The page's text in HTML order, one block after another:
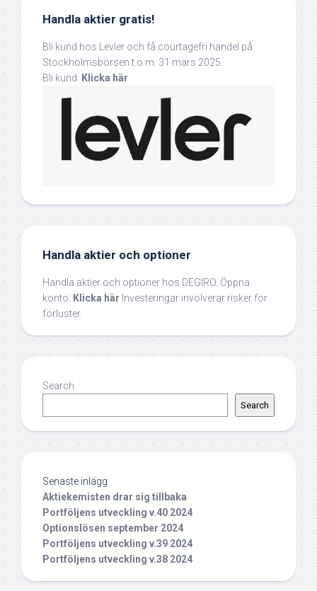
Handla aktier gratis!
Bli kund hos Levler och få courtagefri handel på
Stockholmsbörsen t.o.m. 31 mars 2025.
Bli kund: Klicka här
Handla aktier och optioner
Handla aktier och optioner hos DEGIRO. Öppna
konto: Klicka här Investeringar involverar risker för
förluster.
Search
Search
Senaste inlägg
Aktiekemisten drar sig tillbaka
Portföljens utveckling v.40 2024
Optionslösen september 2024
Portföljens utveckling v.39 2024
Portföljens utveckling v.38 2024